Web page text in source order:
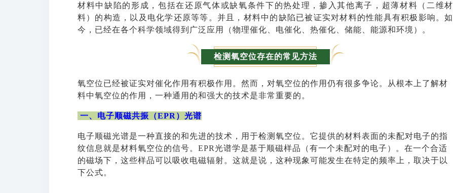
材料中缺陷的形成，包括在还原气体或缺氧条件下的热处理，掺入其他离子，超薄材料（二维材
料）的构造，以及电化学还原等等。并且，材料中的缺陷已被证实对材料的性能具有积极影响。如
今，已经在各个科学领域得到广泛应用（物理催化、电催化、热催化、储能、能源和环境）。
检测氧空位存在的常见方法
氧空位已经被证实对催化作用有积极作用。然而，对氧空位的作用仍有很多争论。从根本上了解材
料中氧空位的作用，一种通用的和强大的技术是非常重要的。
一、电子顺磁共振（EPR）光谱
电子顺磁光谱是一种直接的和先进的技术，用于检测氧空位。它提供的材料表面的未配对电子的指
纹信息就是材料氧空位的信号。EPR光谱学是基于顺磁样品（有一个未配对的电子）。在一个合适
的磁场下，这些样品可以吸收电磁辐射。这就是说，这种现象可能发生在特定的频率上，取决于以
下公式。